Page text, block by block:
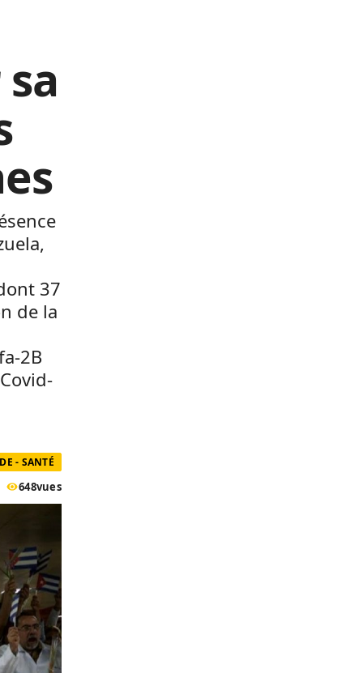
37
de la
2B
- SANTÉ
648vues